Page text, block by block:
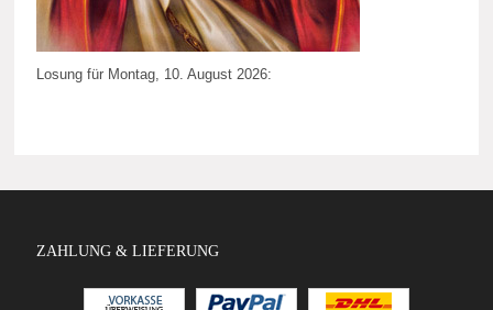
Losung für Montag, 10. August 2026:
ZAHLUNG & LIEFERUNG